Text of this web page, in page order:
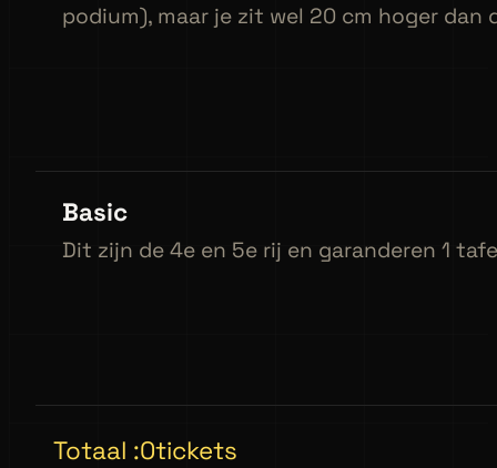
podium), maar je zit wel 20 cm hoger dan
Basic
Dit zijn de 4e en 5e rij en garanderen 1
Totaal :0tickets